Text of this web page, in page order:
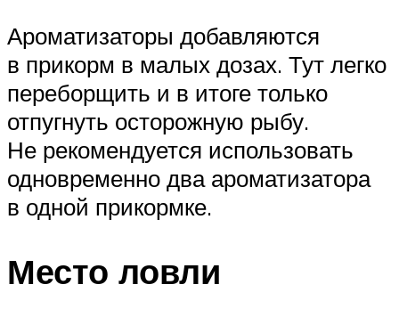
Ароматизаторы добавляются
в прикорм в малых дозах. Тут легко
переборщить и в итоге только
отпугнуть осторожную рыбу.
Не рекомендуется использовать
одновременно два ароматизатора
в одной прикормке.
Место ловли